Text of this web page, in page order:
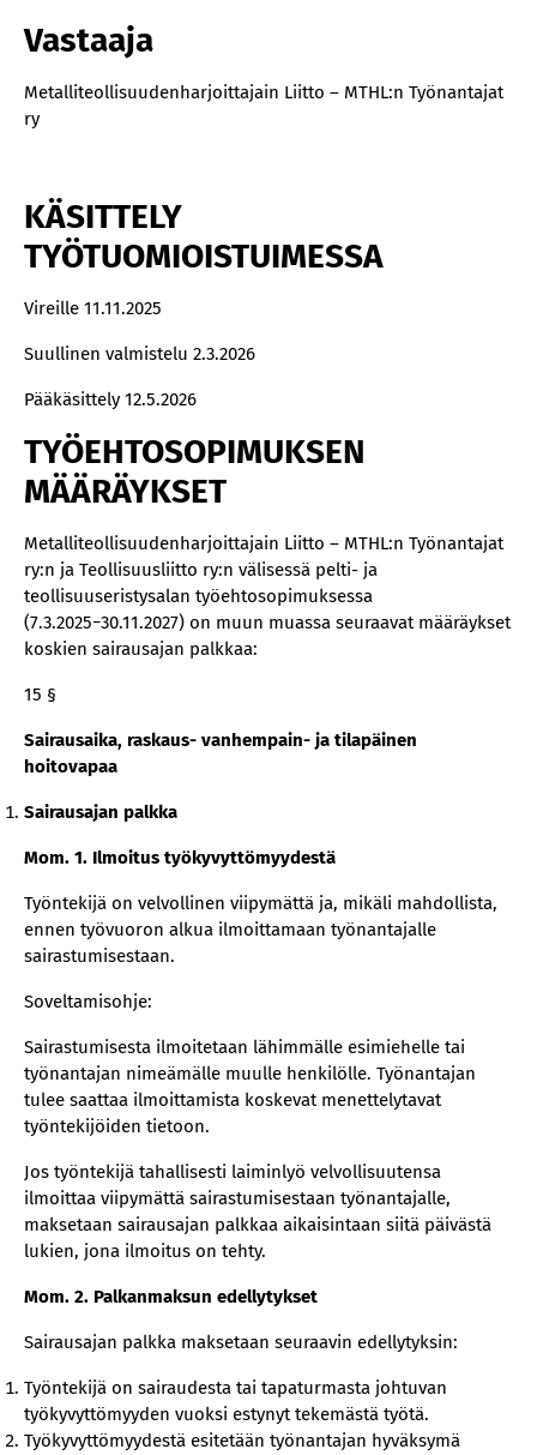
Vastaaja
Metalliteollisuudenharjoittajain Liitto – MTHL:n Työnantajat
ry
KÄSITTELY
TYÖTUOMIOISTUIMESSA
Vireille 11.11.2025
Suullinen valmistelu 2.3.2026
Pääkäsittely 12.5.2026
TYÖEHTOSOPIMUKSEN
MÄÄRÄYKSET
Metalliteollisuudenharjoittajain Liitto – MTHL:n Työnantajat
ry:n ja Teollisuusliitto ry:n välisessä pelti- ja
teollisuuseristysalan työehtosopimuksessa
(7.3.2025−30.11.2027) on muun muassa seuraavat määräykset
koskien sairausajan palkkaa:
15 §
Sairausaika, raskaus- vanhempain- ja tilapäinen
hoitovapaa
Sairausajan palkka
Mom. 1. Ilmoitus työkyvyttömyydestä
Työntekijä on velvollinen viipymättä ja, mikäli mahdollista,
ennen työvuoron alkua ilmoittamaan työnantajalle
sairastumisestaan.
Soveltamisohje:
Sairastumisesta ilmoitetaan lähimmälle esimiehelle tai
työnantajan nimeämälle muulle henkilölle. Työnantajan
tulee saattaa ilmoittamista koskevat menettelytavat
työntekijöiden tietoon.
Jos työntekijä tahallisesti laiminlyö velvollisuutensa
ilmoittaa viipymättä sairastumisestaan työnantajalle,
maksetaan sairausajan palkkaa aikaisintaan siitä päivästä
lukien, jona ilmoitus on tehty.
Mom. 2. Palkanmaksun edellytykset
Sairausajan palkka maksetaan seuraavin edellytyksin:
Työntekijä on sairaudesta tai tapaturmasta johtuvan
työkyvyttömyyden vuoksi estynyt tekemästä työtä.
Työkyvyttömyydestä esitetään työnantajan hyväksymä